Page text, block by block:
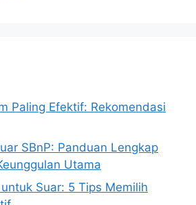
Paling Efektif: Rekomendasi
SBnP: Panduan Lengkap
Utama
Suar: 5 Tips Memilih